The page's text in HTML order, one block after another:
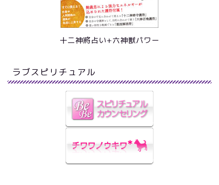
十二神將占い+六神獣パワー
ラブスピリチュアル